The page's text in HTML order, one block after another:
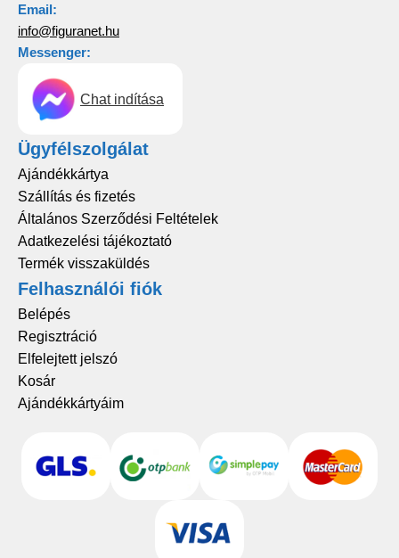
Email:
info@figuranet.hu
Messenger:
Chat indítása
Ügyfélszolgálat
Ajándékkártya
Szállítás és fizetés
Általános Szerződési Feltételek
Adatkezelési tájékoztató
Termék visszaküldés
Felhasználói fiók
Belépés
Regisztráció
Elfelejtett jelszó
Kosár
Ajándékkártyáim